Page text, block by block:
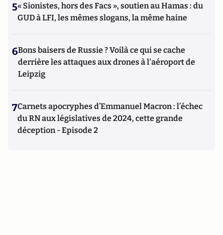
5« Sionistes, hors des Facs », soutien au Hamas : du
GUD à LFI, les mêmes slogans, la même haine
6Bons baisers de Russie ? Voilà ce qui se cache
derrière les attaques aux drones à l'aéroport de
Leipzig
7Carnets apocryphes d’Emmanuel Macron : l’échec
du RN aux législatives de 2024, cette grande
déception - Episode 2